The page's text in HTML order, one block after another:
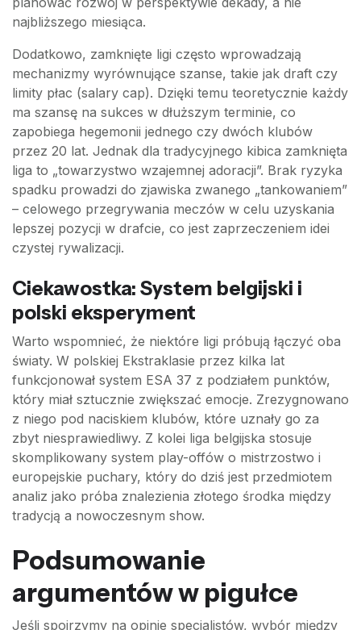
najbliższego miesiąca.
Dodatkowo, zamknięte ligi często wprowadzają
mechanizmy wyrównujące szanse, takie jak draft czy
limity płac (salary cap). Dzięki temu teoretycznie każdy
ma szansę na sukces w dłuższym terminie, co
zapobiega hegemonii jednego czy dwóch klubów
przez 20 lat. Jednak dla tradycyjnego kibica zamknięta
liga to „towarzystwo wzajemnej adoracji”. Brak ryzyka
spadku prowadzi do zjawiska zwanego „tankowaniem”
– celowego przegrywania meczów w celu uzyskania
lepszej pozycji w drafcie, co jest zaprzeczeniem idei
czystej rywalizacji.
Ciekawostka: System belgijski i
polski eksperyment
Warto wspomnieć, że niektóre ligi próbują łączyć oba
światy. W polskiej Ekstraklasie przez kilka lat
funkcjonował system ESA 37 z podziałem punktów,
który miał sztucznie zwiększać emocje. Zrezygnowano
z niego pod naciskiem klubów, które uznały go za
zbyt niesprawiedliwy. Z kolei liga belgijska stosuje
skomplikowany system play-offów o mistrzostwo i
europejskie puchary, który do dziś jest przedmiotem
analiz jako próba znalezienia złotego środka między
tradycją a nowoczesnym show.
Podsumowanie
argumentów w pigułce
Jeśli spojrzymy na opinie specjalistów, wybór między